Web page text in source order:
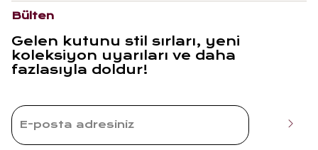
Bülten
Gelen kutunu stil sırları, yeni
koleksiyon uyarıları ve daha
fazlasıyla doldur!